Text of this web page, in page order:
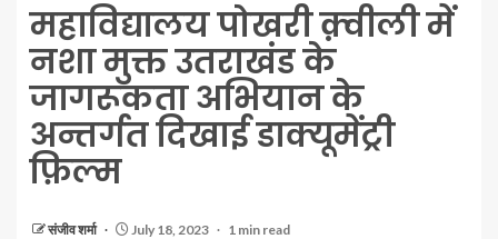
महाविद्यालय पोखरी क़्वीली में
नशा मुक्त उतराखंड के
जागरूकता अभियान के
अन्तर्गत दिखाई डाक्यूमेंट्री
फ़िल्म
संजीव शर्मा July 18, 2023 1 min read